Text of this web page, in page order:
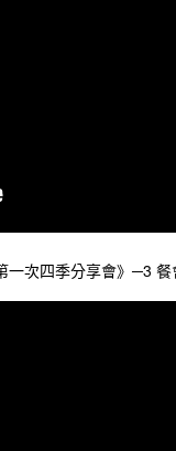
一次四季分享會》─3 餐